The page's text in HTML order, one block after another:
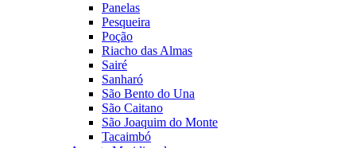
Panelas
Pesqueira
Poção
Riacho das Almas
Sairé
Sanharó
São Bento do Una
São Caitano
São Joaquim do Monte
Tacaimbó